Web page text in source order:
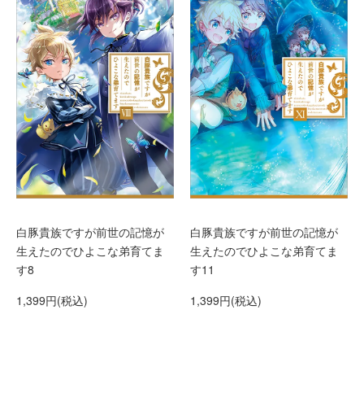
白豚貴族ですが前世の記憶が
生えたのでひよこな弟育てま
す8
1,399円(税込)
白豚貴族ですが前世の記憶が
生えたのでひよこな弟育てま
す11
1,399円(税込)